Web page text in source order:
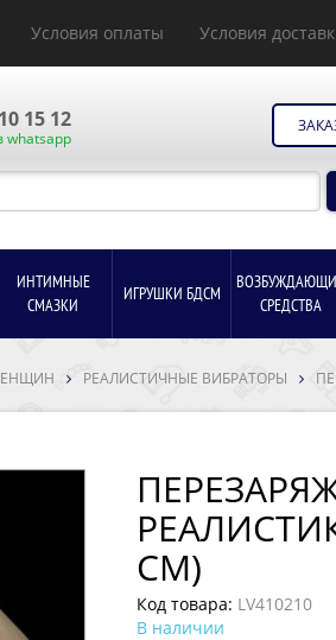
Условия оплаты Условия
15 12
whatsapp
ИНТИМНЫЕ
СМАЗКИ
ИГРУШКИ БДСМ
СРЕДСТВА
РЕАЛИСТИЧНЫЕ ВИБРАТОРЫ
СМ)
Код товара: LV410210
В наличии